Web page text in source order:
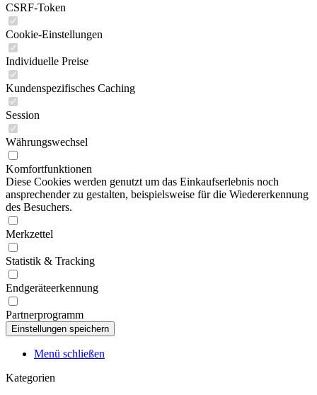
CSRF-Token
Cookie-Einstellungen
Individuelle Preise
Kundenspezifisches Caching
Session
Währungswechsel
Komfortfunktionen
Diese Cookies werden genutzt um das Einkaufserlebnis noch
ansprechender zu gestalten, beispielsweise für die Wiedererkennung
des Besuchers.
Merkzettel
Statistik & Tracking
Endgeräteerkennung
Partnerprogramm
Menü schließen
Kategorien